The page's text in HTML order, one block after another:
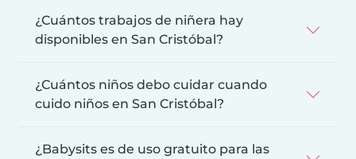
¿Cuántos trabajos de niñera hay
disponibles en San Cristóbal?
¿Cuántos niños debo cuidar cuando
cuido niños en San Cristóbal?
¿Babysits es de uso gratuito para las